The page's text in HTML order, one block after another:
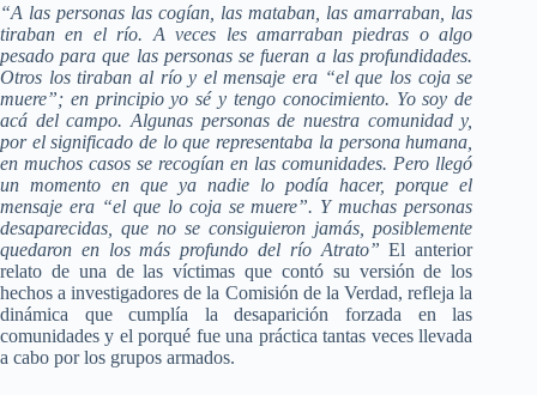
“A las personas las cogían, las mataban, las amarraban, las
tiraban en el río. A veces les amarraban piedras o algo
pesado para que las personas se fueran a las profundidades.
Otros los tiraban al río y el mensaje era “el que los coja se
muere”; en principio yo sé y tengo conocimiento. Yo soy de
acá del campo. Algunas personas de nuestra comunidad y,
por el significado de lo que representaba la persona humana,
en muchos casos se recogían en las comunidades. Pero llegó
un momento en que ya nadie lo podía hacer, porque el
mensaje era “el que lo coja se muere”. Y muchas personas
desaparecidas, que no se consiguieron jamás, posiblemente
quedaron en los más profundo del río Atrato” El anterior
relato de una de las víctimas que contó su versión de los
hechos a investigadores de la Comisión de la Verdad, refleja la
dinámica que cumplía la desaparición forzada en las
comunidades y el porqué fue una práctica tantas veces llevada
a cabo por los grupos armados.